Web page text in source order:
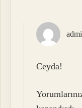
Ceyda!